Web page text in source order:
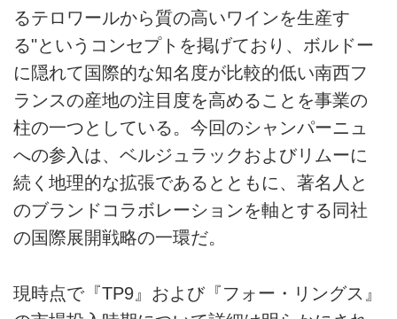
るテロワールから質の高いワインを生産す
る"というコンセプトを掲げており、ボルドー
に隠れて国際的な知名度が比較的低い南西フ
ランスの産地の注目度を高めることを事業の
柱の一つとしている。今回のシャンパーニュ
への参入は、ベルジュラックおよびリムーに
続く地理的な拡張であるとともに、著名人と
のブランドコラボレーションを軸とする同社
の国際展開戦略の一環だ。
現時点で『TP9』および『フォー・リングス』